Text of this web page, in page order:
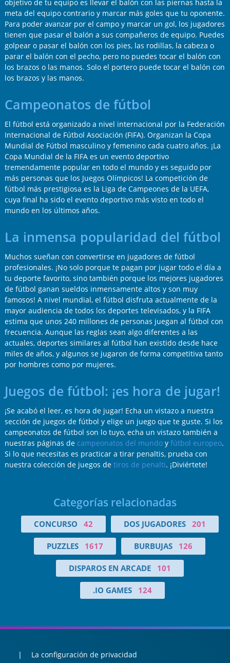
objetivo de tu equipo es llevar el balón con las piernas hasta la
meta del equipo contrario y marcar más goles que tu oponente.
Para poder avanzar por el campo y marcar un gol, los jugadores
tienen que pasar el balón a sus compañeros de equipo. Puedes
golpear o pasar el balón con los pies, las rodillas, la cabeza o
parar el balón con el pecho, pero no puedes tocar el balón con
los brazos o las manos. Solo el portero puede tocar el balón con
los brazos y las manos.
Campeonatos de fútbol
El fútbol está organizado a nivel internacional por la Federación
Internacional de Fútbol Asociación (FIFA). Organizan la Copa
Mundial de Fútbol masculino y femenino cada cuatro años. ¡La
Copa Mundial de la FIFA es un evento deportivo
tremendamente popular en todo el mundo y es seguido por
más personas que los Juegos Olímpicos! La competición de
fútbol más prestigiosa es la Liga de Campeones de la UEFA,
cuya final ha sido el evento deportivo más visto en todo el
mundo en los últimos años.
La inmensa popularidad del fútbol
Muchos sueñan con convertirse en jugadores de fútbol
profesionales. ¡No solo porque te pagan por jugar todo el día a
tu deporte favorito, sino también porque los mejores jugadores
de fútbol ganan sueldos inmensamente altos y son muy
famosos! A nivel mundial, el fútbol disfruta actualmente de la
mayor audiencia de todos los deportes televisados, y la FIFA
estima que unos 240 millones de personas juegan al fútbol con
frecuencia. Aunque las reglas sean algo diferentes a las
actuales, deportes similares al fútbol han existido desde hace
miles de años, y algunos se jugaron de forma competitiva tanto
por hombres como por mujeres.
Juegos de fútbol: ¡es hora de jugar!
¡Se acabó el leer, es hora de jugar! Echa un vistazo a nuestra
sección de juegos de fútbol y elige un juego que te guste. Si los
campeonatos de fútbol son lo tuyo, echa un vistazo también a
nuestras páginas de campeonatos del mundoy fútbol europeo.
Si lo que necesitas es practicar a tirar penaltis, prueba con
nuestra colección de juegos de tiros de penalti. ¡Diviértete!
Categorías relacionadas
CONCURSO 42 DOS JUGADORES 201
PUZZLES 1617 BURBUJAS 126
DISPAROS EN ARCADE 101
.IO GAMES 124
La configuración de privacidad